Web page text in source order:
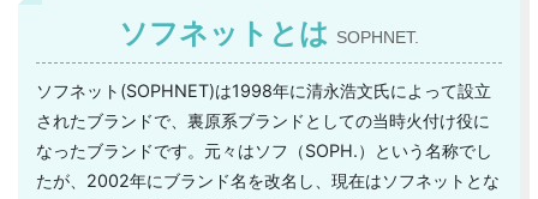
ソフネットとは SOPHNET.
ソフネット(SOPHNET)は1998年に清永浩文氏によって設立
されたブランドで、裏原系ブランドとしての当時火付け役に
なったブランドです。元々はソフ（SOPH.）という名称でし
たが、2002年にブランド名を改名し、現在はソフネットとな